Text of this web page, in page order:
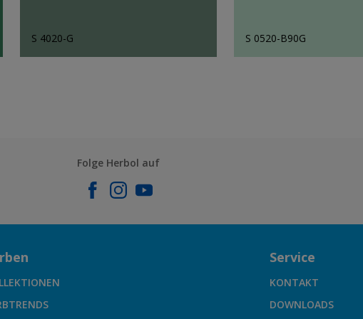
S 4020-G S 0520-B90G
Folge Herbol auf
Service
KONTAKT
DOWNLOADS